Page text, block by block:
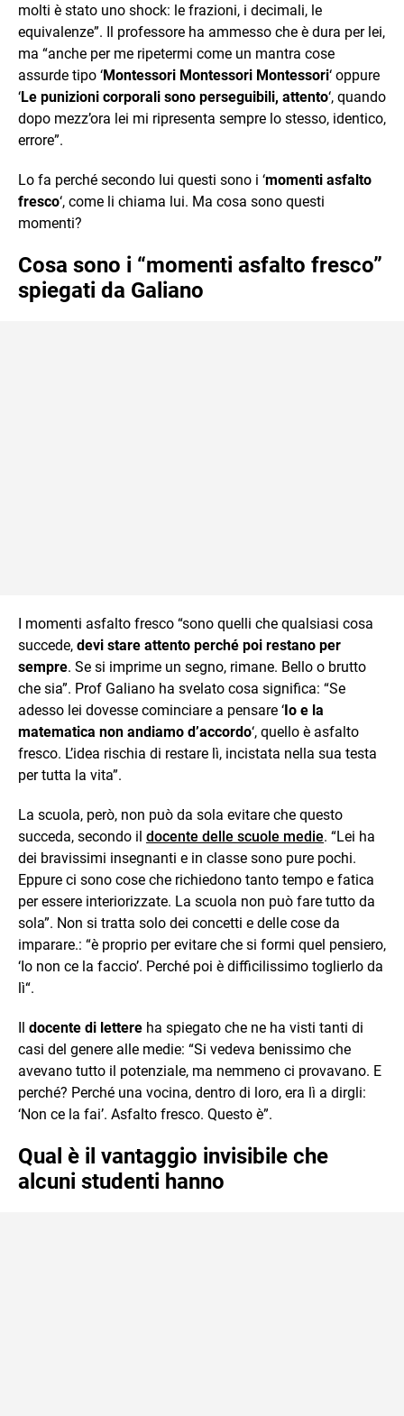
molti è stato uno shock: le frazioni, i decimali, le
equivalenze”. Il professore ha ammesso che è dura per lei,
ma “anche per me ripetermi come un mantra cose
assurde tipo ‘Montessori Montessori Montessori‘ oppure
‘Le punizioni corporali sono perseguibili, attento‘, quando
dopo mezz’ora lei mi ripresenta sempre lo stesso, identico,
errore”.
Lo fa perché secondo lui questi sono i ‘momenti asfalto
fresco‘, come li chiama lui. Ma cosa sono questi
momenti?
Cosa sono i “momenti asfalto fresco”
spiegati da Galiano
I momenti asfalto fresco “sono quelli che qualsiasi cosa
succede, devi stare attento perché poi restano per
sempre. Se si imprime un segno, rimane. Bello o brutto
che sia”. Prof Galiano ha svelato cosa significa: “Se
adesso lei dovesse cominciare a pensare ‘Io e la
matematica non andiamo d’accordo‘, quello è asfalto
fresco. L’idea rischia di restare lì, incistata nella sua testa
per tutta la vita”.
La scuola, però, non può da sola evitare che questo
succeda, secondo il docente delle scuole medie. “Lei ha
dei bravissimi insegnanti e in classe sono pure pochi.
Eppure ci sono cose che richiedono tanto tempo e fatica
per essere interiorizzate. La scuola non può fare tutto da
sola”. Non si tratta solo dei concetti e delle cose da
imparare.: “è proprio per evitare che si formi quel pensiero,
‘Io non ce la faccio’. Perché poi è difficilissimo toglierlo da
lì“.
Il docente di lettere ha spiegato che ne ha visti tanti di
casi del genere alle medie: “Si vedeva benissimo che
avevano tutto il potenziale, ma nemmeno ci provavano. E
perché? Perché una vocina, dentro di loro, era lì a dirgli:
‘Non ce la fai’. Asfalto fresco. Questo è”.
Qual è il vantaggio invisibile che
alcuni studenti hanno